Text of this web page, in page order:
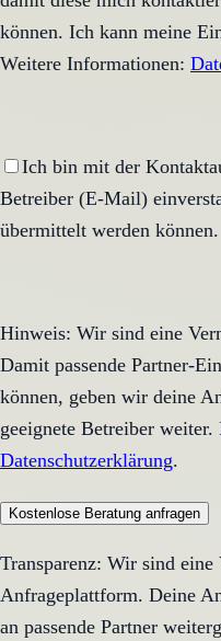
können. Ich kann meine
Weitere Informationen:
Ich bin mit der
Betreiber (E-Mail)
übermittelt werden können.
Hinweis: Wir sind eine
Damit passende Partner-
können, geben wir deine
geeignete Betreiber
Datenschutzerklärung.
Kostenlose Beratung anfragen
Transparenz: Wir sind
Anfrageplattform. Deine
an passende Partner